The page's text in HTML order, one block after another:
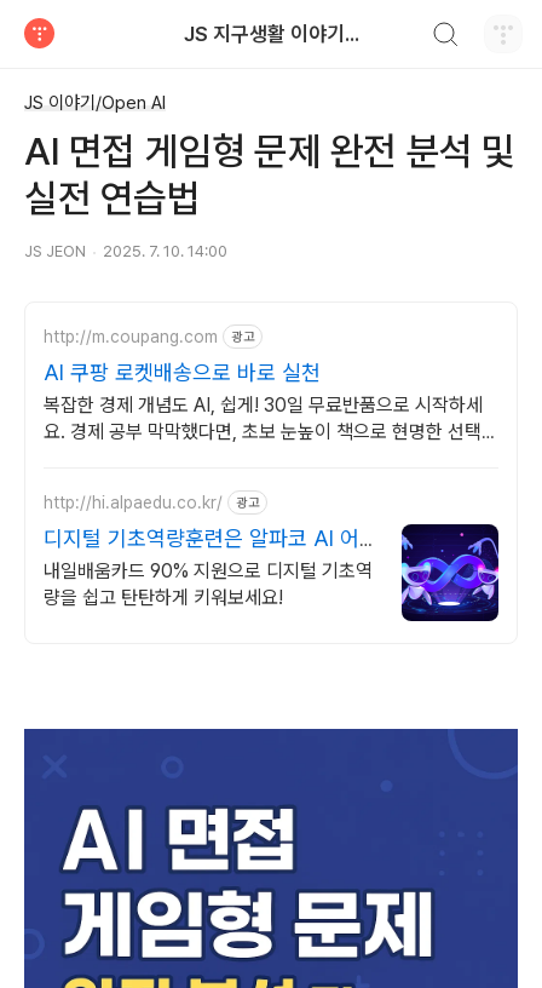
JS 지구생활 이야기...
JS 이야기/Open AI
AI 면접 게임형 문제 완전 분석 및
실전 연습법
JS JEON 2025. 7. 10. 14:00
http://m.coupang.com 광고
AI 쿠팡 로켓배송으로 바로 실천
복잡한 경제 개념도 AI, 쉽게! 30일 무료반품으로 시작하세
요. 경제 공부 막막했다면, 초보 눈높이 책으로 현명한 선택을
http://hi.alpaedu.co.kr/ 광고
디지털 기초역량훈련은 알파코 AI 어
플리케이션 개발
내일배움카드 90% 지원으로 디지털 기초역
량을 쉽고 탄탄하게 키워보세요!